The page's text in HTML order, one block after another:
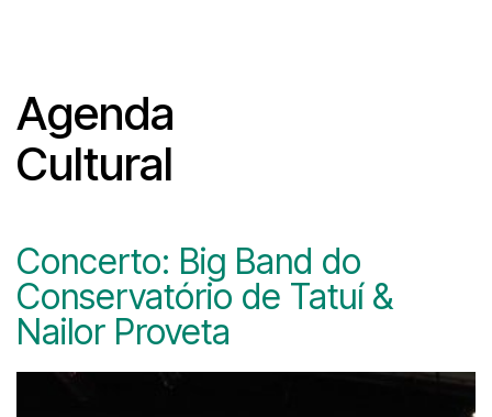
Agenda
Cultural
Concerto: Big Band do
Conservatório de Tatuí &
Nailor Proveta